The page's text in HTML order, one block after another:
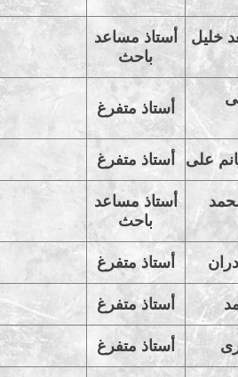
خليل
أستاذ مساعد
باحث
أستاذ متفرغ
على أستاذ متفرغ
أستاذ مساعد
باحث
أستاذ متفرغ
أستاذ متفرغ
أستاذ متفرغ